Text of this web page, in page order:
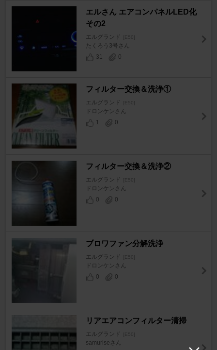
エルさん エアコンパネルLED化
その2
エルグランド [E50]
たくろう3号さん
31
0
フィルター交換＆洗浄①
エルグランド [E50]
ドロンケンさん
1
0
フィルター交換＆洗浄②
エルグランド [E50]
ドロンケンさん
0
0
ブロワファン分解洗浄
エルグランド [E50]
ドロンケンさん
0
0
リアエアコンフィルター清掃
エルグランド [E50]
samuriseさん